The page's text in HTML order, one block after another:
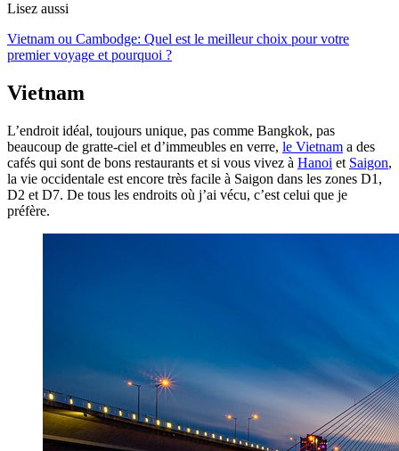
Lisez aussi
Vietnam ou Cambodge: Quel est le meilleur choix pour votre
premier voyage et pourquoi ?
Vietnam
L’endroit idéal, toujours unique, pas comme Bangkok, pas
beaucoup de gratte-ciel et d’immeubles en verre, le Vietnam a des
cafés qui sont de bons restaurants et si vous vivez à Hanoi et Saigon,
la vie occidentale est encore très facile à Saigon dans les zones D1,
D2 et D7. De tous les endroits où j’ai vécu, c’est celui que je
préfère.